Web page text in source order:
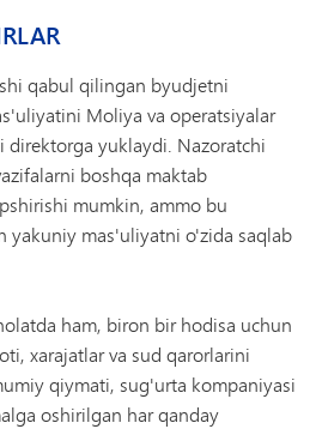
qabul qilingan byudjetni
Moliya va operatsiyalar
direktorga yuklaydi. Nazoratchi
boshqa maktab
mumkin, ammo bu
yakuniy mas'uliyatni o'zida saqlab
ham, biron bir hodisa uchun
xarajatlar va sud qarorlarini
qiymati, sug'urta kompaniyasi
oshirilgan har qanday